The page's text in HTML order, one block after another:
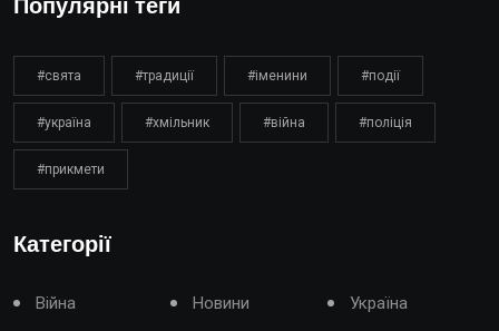
Популярні теги
#свята #традиції #іменини #події
#україна #хмільник #війна #поліція
#прикмети
Категорії
Війна Новини Україна